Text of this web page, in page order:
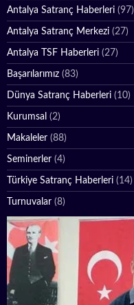
Antalya Satranç Haberleri (97)
Antalya Satranç Merkezi (27)
Antalya TSF Haberleri (27)
Başarılarımız (83)
Dünya Satranç Haberleri (10)
Kurumsal (2)
Makaleler (88)
Seminerler (4)
Türkiye Satranç Haberleri (14)
Turnuvalar (8)